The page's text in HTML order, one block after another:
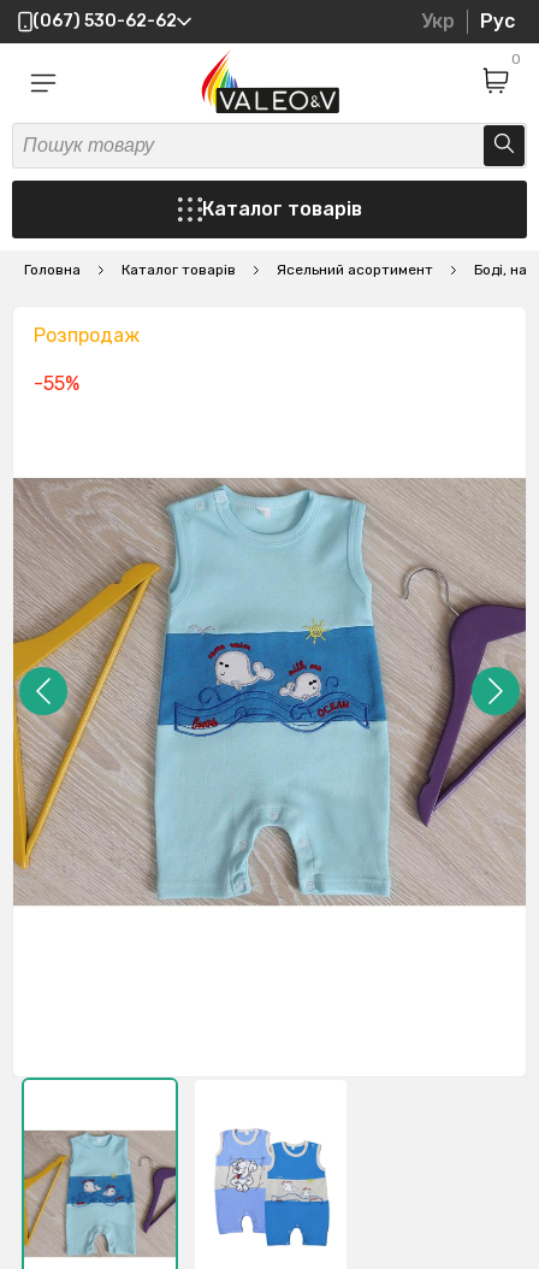
(067) 530-62-62 Укр Рус
0
Каталог товарів
Головна Каталог товарів Ясельний асортимент Боді,
Розпродаж
-55%